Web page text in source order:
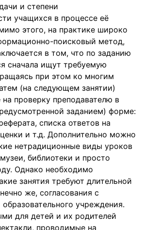
и степени
учащихся в процессе её
этого, на практике широко
поисковый метод,
в том, что по заданию
сначала ищут требуемую
при этом ко многим
(на следующем занятии)
на проверку преподавателю в
заданием) форме:
списка ответов на
и т.д. Дополнительно можно
нетрадиционные виды уроков
библиотеки и просто
Однако необходимо
занятия требуют длительной
же, согласования с
учреждения.
для детей и их родителей
проводимые на